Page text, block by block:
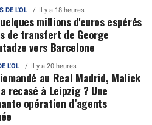
DE L'OL Il y a 18 heures
millions d'euros espérés
de transfert de George
vers Barcelone
L'OL Il y a 20 heures
au Real Madrid, Malick
recasé à Leipzig ? Une
opération d’agents